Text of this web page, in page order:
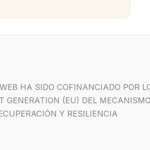
HA SIDO COFINANCIADO POR
GENERATION (EU) DEL
Y RESILIENCIA